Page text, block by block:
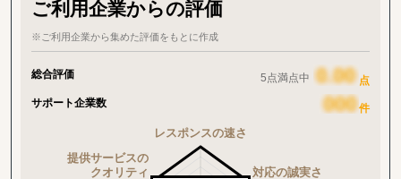
ご利用企業からの評価
※ご利用企業から集めた評価をもとに作成
総合評価 5点満点中
点
サポート企業数
件